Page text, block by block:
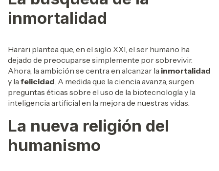
inmortalidad
Harari plantea que, en el siglo XXI, el ser humano ha
dejado de preocuparse simplemente por sobrevivir.
Ahora, la ambición se centra en alcanzar la inmortalidad
y lafelicidad. A medida que la ciencia avanza, surgen
preguntas éticas sobre el uso de la biotecnología y la
inteligencia artificial en la mejora de nuestras vidas.
La nueva religión del
humanismo